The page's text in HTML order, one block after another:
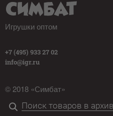
Игрушки оптом
+7 (495) 933 27 02
info@igr.ru
© 2018 «Симбат»